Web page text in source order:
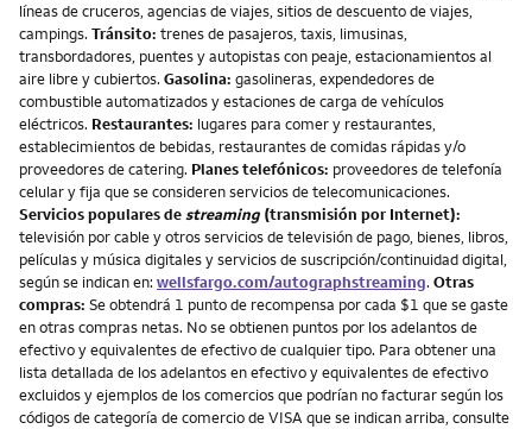
líneas de cruceros, agencias de viajes, sitios de descuento de viajes,
campings. Tránsito: trenes de pasajeros, taxis, limusinas,
transbordadores, puentes y autopistas con peaje, estacionamientos al
aire libre y cubiertos. Gasolina: gasolineras, expendedores de
combustible automatizados y estaciones de carga de vehículos
eléctricos. Restaurantes: lugares para comer y restaurantes,
establecimientos de bebidas, restaurantes de comidas rápidas y/o
proveedores de catering. Planes telefónicos: proveedores de telefonía
celular y fija que se consideren servicios de telecomunicaciones.
Servicios populares destreaming (transmisión por Internet):
televisión por cable y otros servicios de televisión de pago, bienes, libros,
películas y música digitales y servicios de suscripción/continuidad digital,
según se indican en: wellsfargo.com/autographstreaming. Otras
compras: Se obtendrá 1 punto de recompensa por cada $1 que se gaste
en otras compras netas. No se obtienen puntos por los adelantos de
efectivo y equivalentes de efectivo de cualquier tipo. Para obtener una
lista detallada de los adelantos en efectivo y equivalentes de efectivo
excluidos y ejemplos de los comercios que podrían no facturar según los
códigos de categoría de comercio de VISA que se indican arriba, consulte